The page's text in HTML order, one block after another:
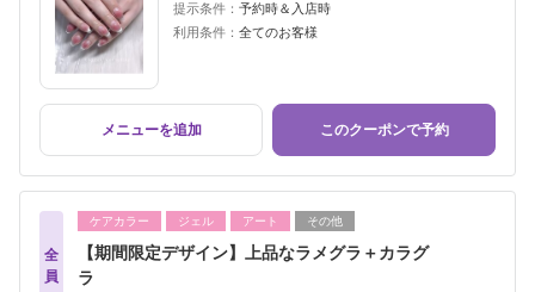
提示条件： 予約時＆入店時
利用条件： 全てのお客様
メニューを追加 このクーポンで予約
全
員
ケアカラー ジェル アート その他
【期間限定デザイン】上品なラメグラ＋カラグ
ラ